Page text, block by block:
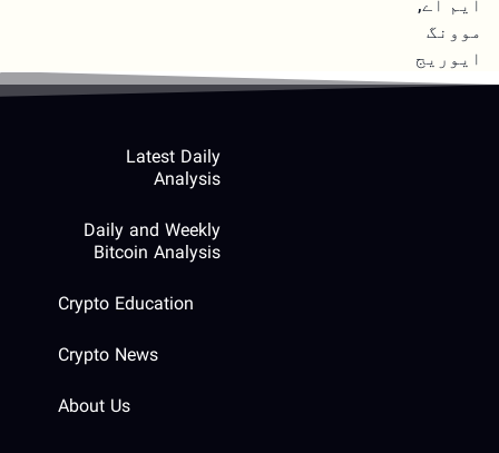
Latest Daily
Analysis
Daily and Weekly
Bitcoin Analysis
Crypto Education